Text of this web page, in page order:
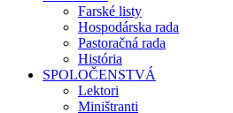
Farské listy
Hospodárska rada
Pastoračná rada
História
SPOLOČENSTVÁ
Lektori
Miništranti